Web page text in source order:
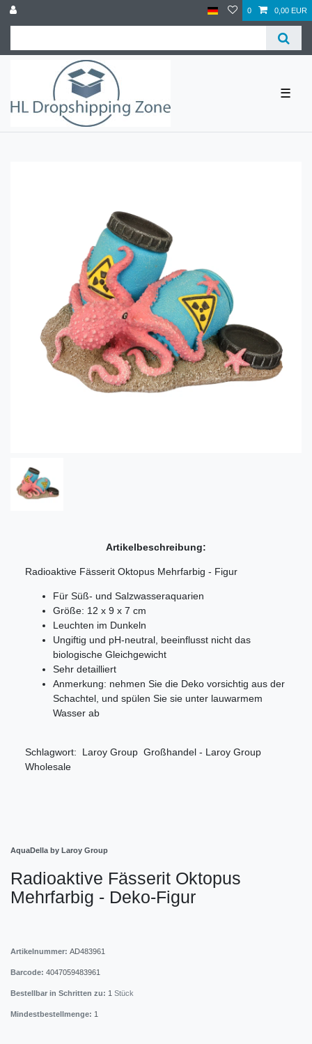
0 0,00 EUR
☰
Artikelbeschreibung:
Radioaktive Fässerit Oktopus Mehrfarbig - Figur
Für Süß- und Salzwasseraquarien
Größe: 12 x 9 x 7 cm
Leuchten im Dunkeln
Ungiftig und pH-neutral, beeinflusst nicht das
biologische Gleichgewicht
Sehr detailliert
Anmerkung: nehmen Sie die Deko vorsichtig aus der
Schachtel, und spülen Sie sie unter lauwarmem
Wasser ab
Schlagwort: Laroy Group Großhandel - Laroy Group
Wholesale
AquaDella by Laroy Group
Radioaktive Fässerit Oktopus
Mehrfarbig - Deko-Figur
Artikelnummer: AD483961
Barcode: 4047059483961
Bestellbar in Schritten zu: 1 Stück
Mindestbestellmenge: 1